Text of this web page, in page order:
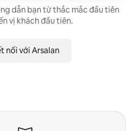
dẫn bạn từ thắc mắc đầu tiên
vị khách đầu tiên.
nối với Arsalan